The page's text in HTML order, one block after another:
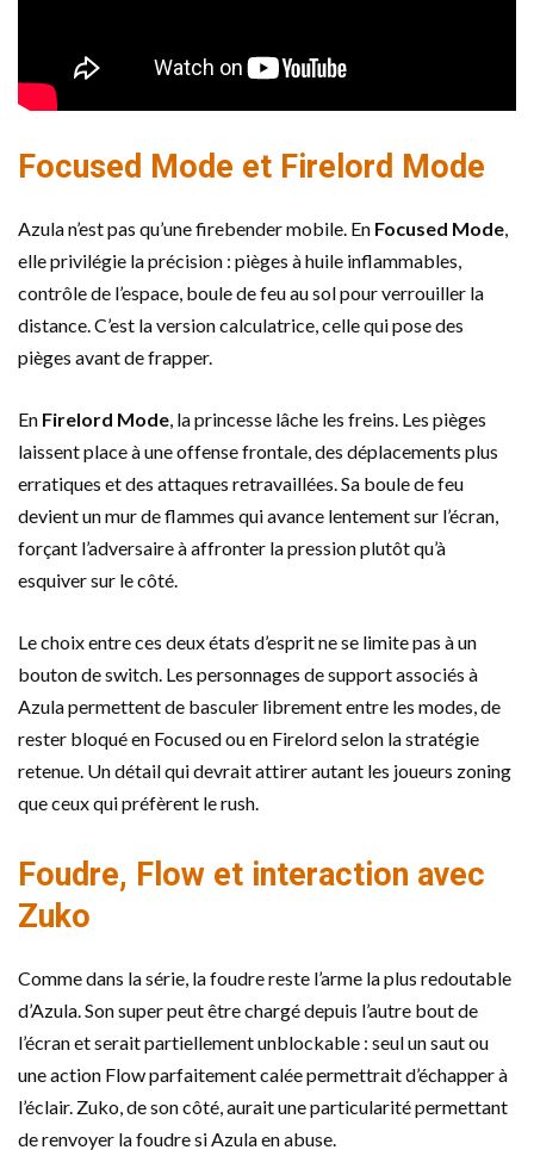
Focused Mode et Firelord Mode
Azula n’est pas qu’une firebender mobile. En Focused Mode,
elle privilégie la précision : pièges à huile inflammables,
contrôle de l’espace, boule de feu au sol pour verrouiller la
distance. C’est la version calculatrice, celle qui pose des
pièges avant de frapper.
En Firelord Mode, la princesse lâche les freins. Les pièges
laissent place à une offense frontale, des déplacements plus
erratiques et des attaques retravaillées. Sa boule de feu
devient un mur de flammes qui avance lentement sur l’écran,
forçant l’adversaire à affronter la pression plutôt qu’à
esquiver sur le côté.
Le choix entre ces deux états d’esprit ne se limite pas à un
bouton de switch. Les personnages de support associés à
Azula permettent de basculer librement entre les modes, de
rester bloqué en Focused ou en Firelord selon la stratégie
retenue. Un détail qui devrait attirer autant les joueurs zoning
que ceux qui préfèrent le rush.
Foudre, Flow et interaction avec
Zuko
Comme dans la série, la foudre reste l’arme la plus redoutable
d’Azula. Son super peut être chargé depuis l’autre bout de
l’écran et serait partiellement unblockable : seul un saut ou
une action Flow parfaitement calée permettrait d’échapper à
l’éclair. Zuko, de son côté, aurait une particularité permettant
de renvoyer la foudre si Azula en abuse.